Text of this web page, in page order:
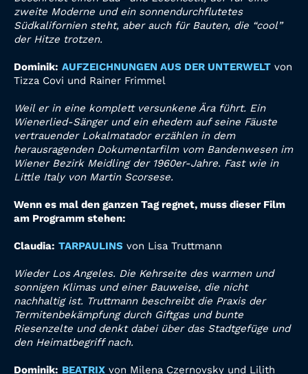
zweite Moderne und ein sonnendurchflutetes
Südkalifornien steht, aber auch für Bauten, die “cool”
der Hitze trotzen.
Dominik: AUFZEICHNUNGEN AUS DER UNTERWELT von
Tizza Covi und Rainer Frimmel
Weil er in eine komplett versunkene Ära führt. Ein
Wienerlied-Sänger und ein ehedem auf seine Fäuste
vertrauender Lokalmatador erzählen in dem
herausragenden Dokumentarfilm vom Bandenwesen im
Wiener Bezirk Meidling der 1960er-Jahre. Fast wie in
Little Italy von Martin Scorsese.
Wenn es mal den ganzen Tag regnet, muss dieser Film
am Programm stehen:
Claudia: TARPAULINS von Lisa Truttmann
Wieder Los Angeles. Die Kehrseite des warmen und
sonnigen Klimas und einer Bauweise, die nicht
nachhaltig ist. Truttmann beschreibt die Praxis der
Termitenbekämpfung durch Giftgas und bunte
Riesenzelte und denkt dabei über das Stadtgefüge und
den Heimatbegriff nach.
Dominik: BEATRIX von Milena Czernovsky und Lilith